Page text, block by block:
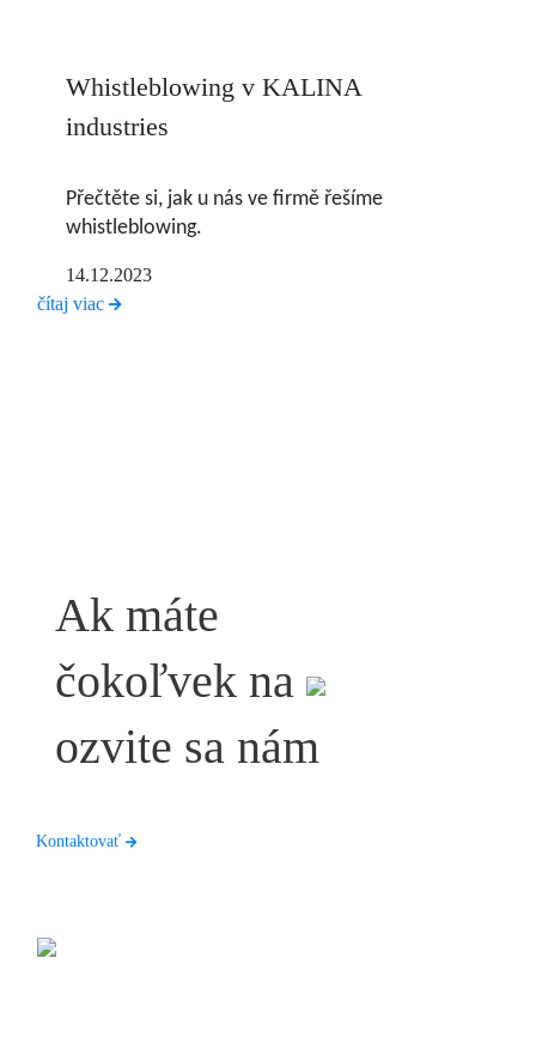
Whistleblowing v KALINA
industries
Přečtěte si, jak u nás ve firmě řešíme
whistleblowing.
14.12.2023
čítaj viac
Ak máte
čokoľvek na
ozvite sa nám
Kontaktovať